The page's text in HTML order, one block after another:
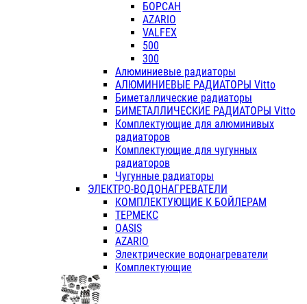
БОРСАН
AZARIO
VALFEX
500
300
Алюминиевые радиаторы
АЛЮМИНИЕВЫЕ РАДИАТОРЫ Vitto
Биметаллические радиаторы
БИМЕТАЛЛИЧЕСКИЕ РАДИАТОРЫ Vitto
Комплектующие для алюминивых
радиаторов
Комплектующие для чугунных
радиаторов
Чугунные радиаторы
ЭЛЕКТРО-ВОДОНАГРЕВАТЕЛИ
КОМПЛЕКТУЮЩИЕ К БОЙЛЕРАМ
ТЕРМЕКС
OASIS
AZARIO
Электрические водонагреватели
Комплектующие